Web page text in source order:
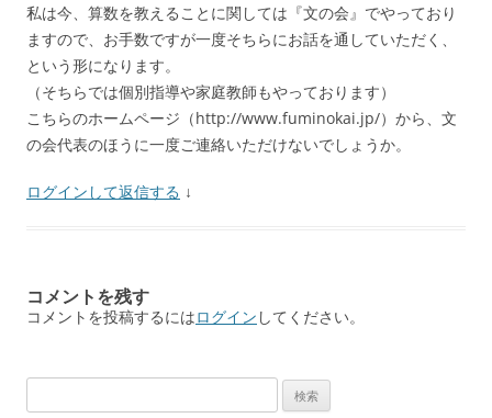
私は今、算数を教えることに関しては『文の会』でやっており
ますので、お手数ですが一度そちらにお話を通していただく、
という形になります。
（そちらでは個別指導や家庭教師もやっております）
こちらのホームページ（http://www.fuminokai.jp/）から、文
の会代表のほうに一度ご連絡いただけないでしょうか。
ログインして返信する ↓
コメントを残す
コメントを投稿するにはログイン してください。